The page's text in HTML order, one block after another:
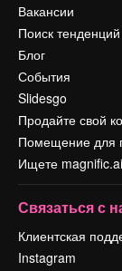
Вакансии
Поиск тенденций
Блог
События
Slidesgo
Продайте свой
Помещение для
Ищете magnific.ai
Связаться с
Клиентская
Instagram